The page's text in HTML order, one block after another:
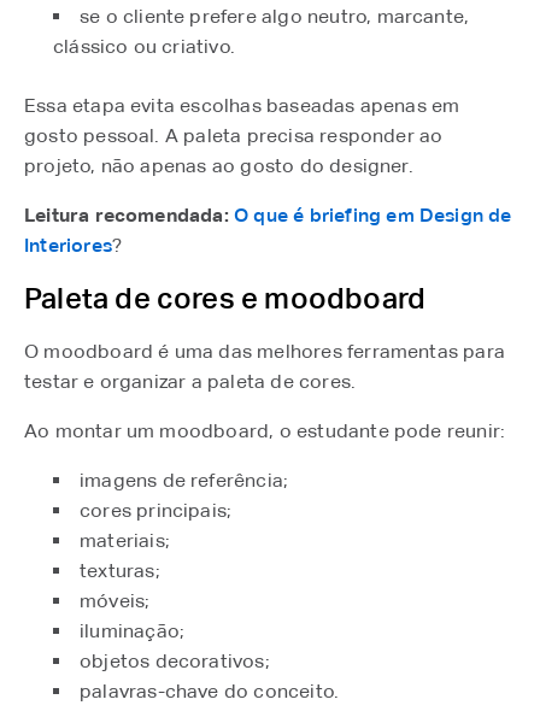
se o cliente prefere algo neutro, marcante,
clássico ou criativo.
Essa etapa evita escolhas baseadas apenas em
gosto pessoal. A paleta precisa responder ao
projeto, não apenas ao gosto do designer.
Leitura recomendada: O que é briefing em Design de
Interiores?
Paleta de cores e moodboard
O moodboard é uma das melhores ferramentas para
testar e organizar a paleta de cores.
Ao montar um moodboard, o estudante pode reunir:
imagens de referência;
cores principais;
materiais;
texturas;
móveis;
iluminação;
objetos decorativos;
palavras-chave do conceito.